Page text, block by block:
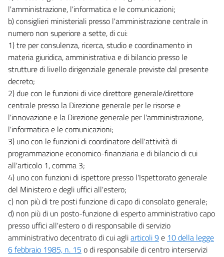
l'amministrazione, l'informatica e le comunicazioni;
b) consiglieri ministeriali presso l'amministrazione centrale in
numero non superiore a sette, di cui:
1) tre per consulenza, ricerca, studio e coordinamento in
materia giuridica, amministrativa e di bilancio presso le
strutture di livello dirigenziale generale previste dal presente
decreto;
2) due con le funzioni di vice direttore generale/direttore
centrale presso la Direzione generale per le risorse e
l'innovazione e la Direzione generale per l'amministrazione,
l'informatica e le comunicazioni;
3) uno con le funzioni di coordinatore dell'attività di
programmazione economico-finanziaria e di bilancio di cui
all'articolo 1, comma 3;
4) uno con funzioni di ispettore presso l'Ispettorato generale
del Ministero e degli uffici all'estero;
c) non più di tre posti funzione di capo di consolato generale;
d) non più di un posto-funzione di esperto amministrativo capo
presso uffici all'estero o di responsabile di servizio
amministrativo decentrato di cui agliarticoli 9 e 10 della legge
6 febbraio 1985, n. 15 o di responsabile di centro interservizi